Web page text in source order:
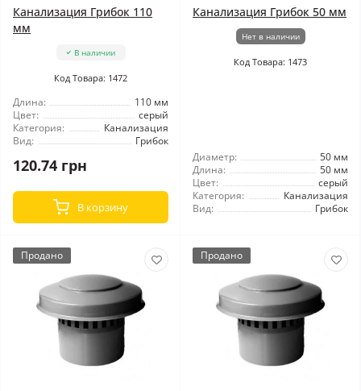
Канализация Грибок 110
мм
В наличии
Код Товара: 1472
Длина:
110 мм
Цвет:
серый
Категория:
Канализация
Вид:
Грибок
120.74 грн
В корзину
Канализация Грибок 50 мм
Нет в наличии
Код Товара: 1473
Диаметр:
50 мм
Длина:
50 мм
Цвет:
серый
Категория:
Канализация
Вид:
Грибок
Продано Продано